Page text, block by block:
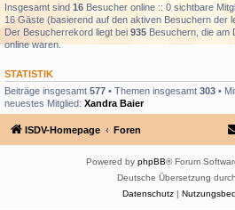
Insgesamt sind 16 Besucher online :: 0 sichtbare
16 Gäste (basierend auf den aktiven Besuchern der
Der Besucherrekord liegt bei 935 Besuchern, die am
online waren.
STATISTIK
Beiträge insgesamt 577 • Themen insgesamt 303 •
neuestes Mitglied: Xandra Baier
ISDV-Homepage Foren
Powered by phpBB® Forum
Deutsche Übersetzung durch
Datenschutz|